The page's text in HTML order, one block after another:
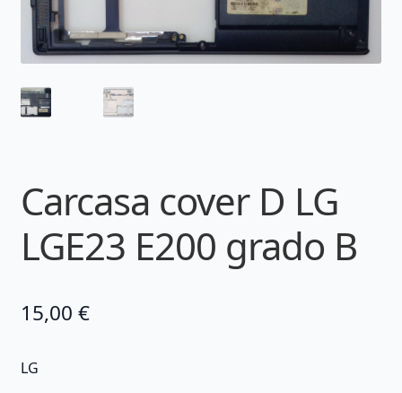
Carcasa cover D LG
LGE23 E200 grado B
15,00 €
LG